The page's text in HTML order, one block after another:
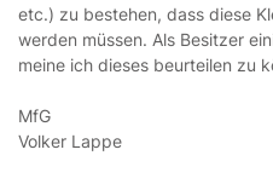
etc.) zu bestehen, dass diese
werden müssen. Als Besitzer
meine ich dieses beurteilen zu
MfG
Volker Lappe